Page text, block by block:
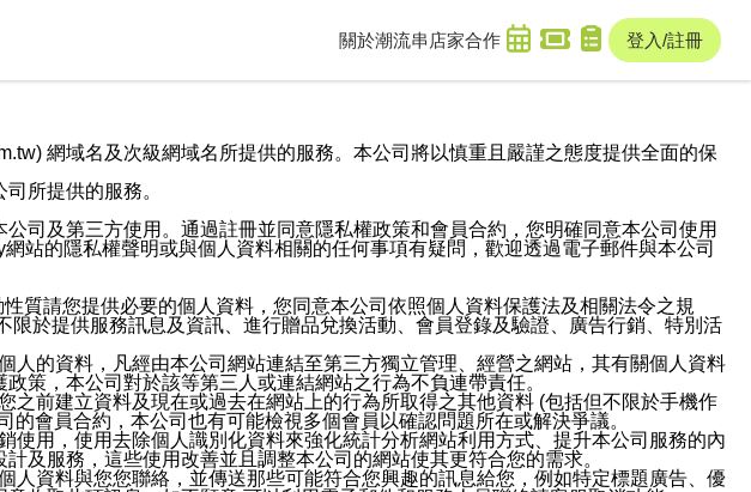
關於潮流串 店家合作 登入/註冊
網域名及次級網域名所提供的服務。本公司將以慎重且嚴謹之態度提供全面的保
所提供的服務。
司及第三方使用。通過註冊並同意隱私權政策和會員合約，您明確同意本公司使用
站的隱私權聲明或與個人資料相關的任何事項有疑問，歡迎透過電子郵件與本公司
質請您提供必要的個人資料，您同意本公司依照個人資料保護法及相關法令之規
於提供服務訊息及資訊、進行贈品兌換活動、會員登錄及驗證、廣告行銷、特別活
的資料，凡經由本公司網站連結至第三方獨立管理、經營之網站，其有關個人資料
策，本公司對於該等第三人或連結網站之行為不負連帶責任。
前建立資料及現在或過去在網站上的行為所取得之其他資料 (包括但不限於手機作
會員合約，本公司也有可能檢視多個會員以確認問題所在或解決爭議。
用，使用去除個人識別化資料來強化統計分析網站利用方式、提升本公司服務的內
及服務，這些使用改善並且調整本公司的網站使其更符合您的需求。
資料與您您聯絡，並傳送那些可能符合您興趣的訊息給您，例如特定標題廣告、優